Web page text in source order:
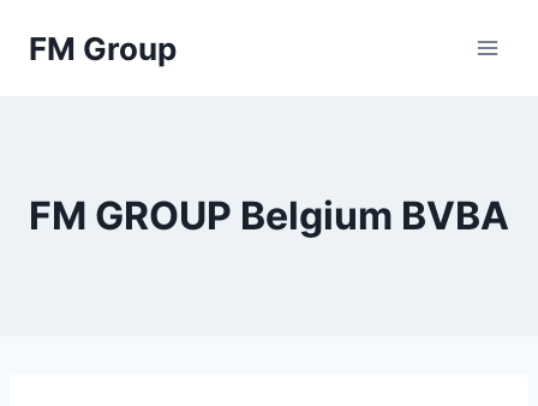
FM Group
FM GROUP Belgium BVBA